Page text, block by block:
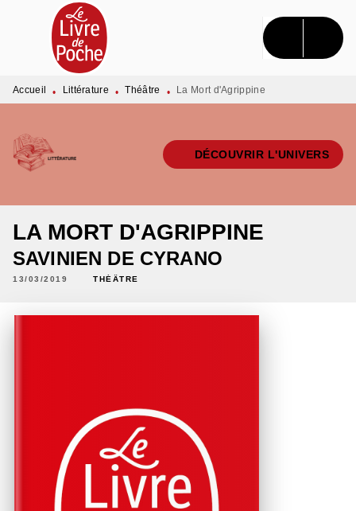
MENU RECHERCHE CONTENU
PIED DE PAGE
Accueil • Littérature • Théâtre • La Mort d'Agrippine
DÉCOUVRIR L'UNIVERS
LA MORT D'AGRIPPINE
SAVINIEN DE CYRANO
13/03/2019 THÉÂTRE